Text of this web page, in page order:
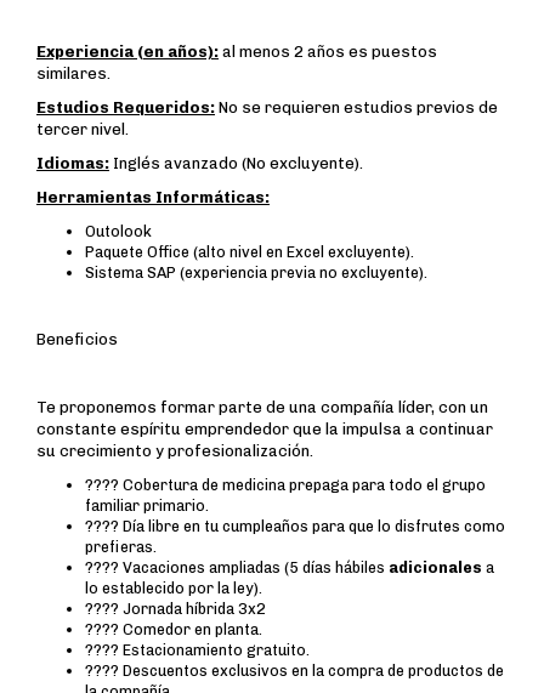
Experiencia (en años): al menos 2 años es puestos
similares.
Estudios Requeridos: No se requieren estudios previos de
tercer nivel.
Idiomas: Inglés avanzado (No excluyente).
Herramientas Informáticas:
Outolook
Paquete Office (alto nivel en Excel excluyente).
Sistema SAP (experiencia previa no excluyente).
Beneficios
Te proponemos formar parte de una compañía líder, con un
constante espíritu emprendedor que la impulsa a continuar
su crecimiento y profesionalización.
???? Cobertura de medicina prepaga para todo el grupo
familiar primario.
???? Día libre en tu cumpleaños para que lo disfrutes como
prefieras.
???? Vacaciones ampliadas (5 días hábiles adicionales a
lo establecido por la ley).
????️ Jornada híbrida 3x2
????️ Comedor en planta.
???? Estacionamiento gratuito.
???? Descuentos exclusivos en la compra de productos de